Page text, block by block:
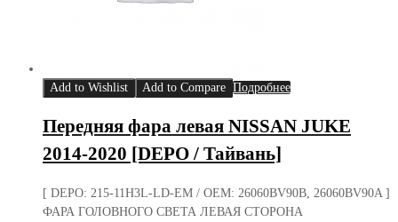
Add to Wishlist Add to Compare Подробнее
Передняя фара левая NISSAN JUKE
2014-2020 [DEPO / Тайвань]
[ DEPO: 215-11H3L-LD-EM / OEM: 26060BV90B, 26060BV90A ]
ФАРА ГОЛОВНОГО СВЕТА ЛЕВАЯ СТОРОНА